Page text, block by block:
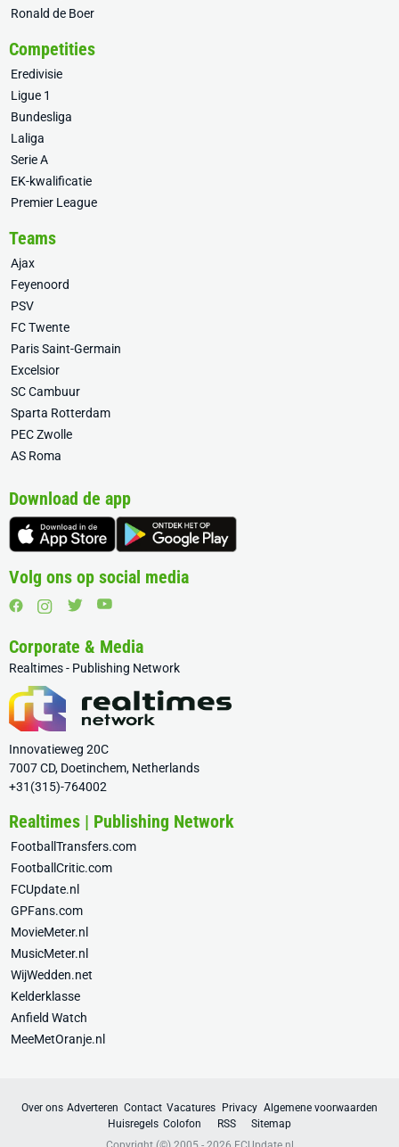
Ronald de Boer
Competities
Eredivisie
Ligue 1
Bundesliga
Laliga
Serie A
EK-kwalificatie
Premier League
Teams
Ajax
Feyenoord
PSV
FC Twente
Paris Saint-Germain
Excelsior
SC Cambuur
Sparta Rotterdam
PEC Zwolle
AS Roma
Download de app
Volg ons op social media
Corporate & Media
Realtimes - Publishing Network
Innovatieweg 20C
7007 CD, Doetinchem, Netherlands
+31(315)-764002
Realtimes | Publishing Network
FootballTransfers.com
FootballCritic.com
FCUpdate.nl
GPFans.com
MovieMeter.nl
MusicMeter.nl
WijWedden.net
Kelderklasse
Anfield Watch
MeeMetOranje.nl
Over ons Adverteren Contact Vacatures Privacy Algemene voorwaarden
Huisregels Colofon RSS
Sitemap